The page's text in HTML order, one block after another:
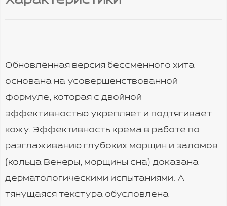
Обновлённая версия бессменного хита
основана на усовершенствованной
формуле, которая с двойной
эффективностью укрепляет и подтягивает
кожу. Эффективность крема в работе по
разглаживанию глубоких морщин и заломов
(кольца Венеры, морщины сна) доказана
дерматологическими испытаниями. А
тянущаяся текстура обусловлена